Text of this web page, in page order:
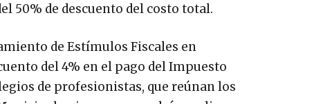
50% de descuento del costo total.
de Estímulos Fiscales en
del 4% en el pago del Impuesto
de profesionistas, que reúnan los